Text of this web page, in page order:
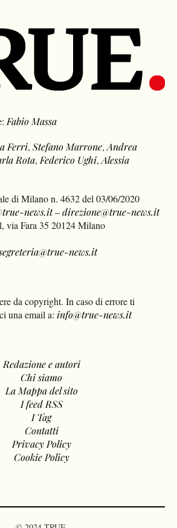
Fabio Massa
Ferri,Stefano Marrone,Andrea
Rota, Federico Ughi,Alessia
di Milano n. 4632 del 03/06/2020
news.it–direzione@true-news.it
via Fara 35 20124 Milano
news.it
da copyright. In caso di errore ti
una email a: info@true-news.it
Redazione e autori
Chi siamo
La Mappa del sito
I feed RSS
I Tag
Contatti
Privacy Policy
Cookie Policy